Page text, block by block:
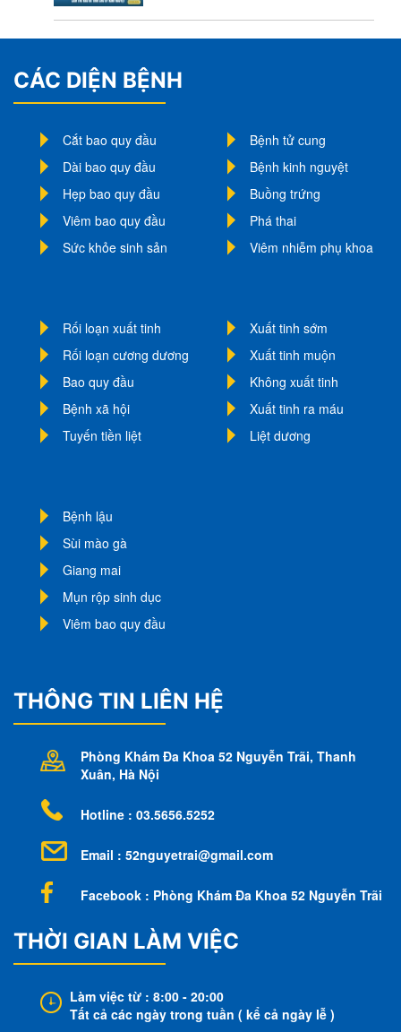
CÁC DIỆN BỆNH
Cắt bao quy đầu
Dài bao quy đầu
Hẹp bao quy đầu
Viêm bao quy đầu
Sức khỏe sinh sản
Bệnh tử cung
Bệnh kinh nguyệt
Buồng trứng
Phá thai
Viêm nhiễm phụ khoa
Rối loạn xuất tinh
Rối loạn cương dương
Bao quy đầu
Bệnh xã hội
Tuyến tiền liệt
Xuất tinh sớm
Xuất tinh muộn
Không xuất tinh
Xuất tinh ra máu
Liệt dương
Bệnh lậu
Sùi mào gà
Giang mai
Mụn rộp sinh dục
Viêm bao quy đầu
THÔNG TIN LIÊN HỆ
Phòng Khám Đa Khoa 52 Nguyễn Trãi, Thanh
Xuân, Hà Nội
Hotline : 03.5656.5252
Email : 52nguyetrai@gmail.com
Facebook : Phòng Khám Đa Khoa 52 Nguyễn Trãi
THỜI GIAN LÀM VIỆC
Làm việc từ : 8:00 - 20:00
Tất cả các ngày trong tuần ( kể cả ngày lễ )